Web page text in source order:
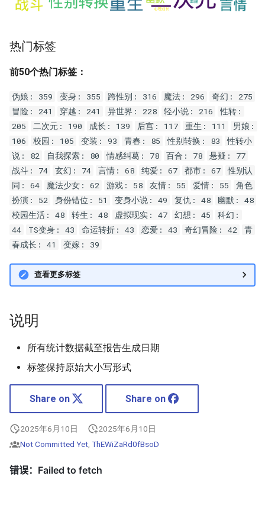
热门标签
前50个热门标签：
伪娘: 359 变身: 355 跨性别: 316 魔法: 296
奇幻: 275
冒险: 241
穿越: 241 异世界: 228 轻小说: 216
性转:
205
二次元: 190 成长: 139 后宫: 117 重生: 111
男娘:
106
校园: 105 变装: 93 青春: 85 性别转换: 83
性转小
说: 82
自我探索: 80 情感纠葛: 78 百合: 78
悬疑: 77
战斗: 74
玄幻: 74 言情: 68 纯爱: 67 都市: 67
性别认
同: 64
魔法少女: 62 游戏: 58 友情: 55 爱情: 55
角色
扮演: 52
身份错位: 51 变身小说: 49 复仇: 48
幽默: 48
校园生活: 48
转生: 48 虚拟现实: 47 幻想: 45
科幻:
44
TS变身: 43 命运转折: 43 恋爱: 43 奇幻冒险: 42
青
春成长: 41
变嫁: 39
查看更多标签
说明
所有统计数据截至报告生成日期
标签保持原始大小写形式
Share on Share on
2025年6月10日
2025年6月10日
Not Committed Yet ThEWiZaRd0fBsoD